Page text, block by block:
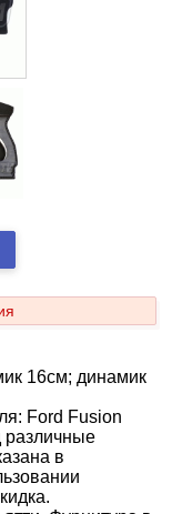
16см; динамик
Ford Fusion
различные
в